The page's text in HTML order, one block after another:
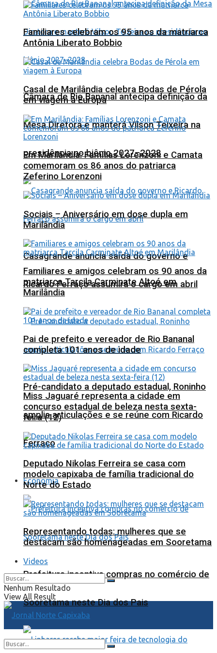
Câmara de Rio Bananal antecipa definição da
Mesa Diretora e manterá Vilson Teixeira na
presidência no biênio 2027–2028
Casagrande anuncia saída do governo e
Ricardo Ferraço assumirá o cargo em abril
Pré-candidato a deputado estadual, Roninho
amplia articulações e se reúne com Ricardo
Ferraço
Economia
Prefeitura incentiva compras no comércio de
Sooretama neste Dia dos Pais
Familiares celebram os 95 anos da matriarca
Antônia Liberato Bobbio
Casal de Marilândia celebra Bodas de Pérola
em viagem à Europa
Em Marilândia: Famílias Lorenzoni e Camata
comemoram os 86 anos do patriarca
Zeferino Lorenzoni
Sociais – Aniversário em dose dupla em
Marilândia
Familiares e amigos celebram os 90 anos da
matriarca Tarcila Carminate Altoé em
Marilândia
Pai de prefeito e vereador de Rio Bananal
completa 101 anos de idade
Miss Jaguaré representa a cidade em
concurso estadual de beleza nesta sexta-
feira (12)
Deputado Nikolas Ferreira se casa com
modelo capixaba de família tradicional do
Norte do Estado
Representando todas: mulheres que se
destacam são homenageadas em Sooretama
Videos
Nenhum Resultado
View All Result